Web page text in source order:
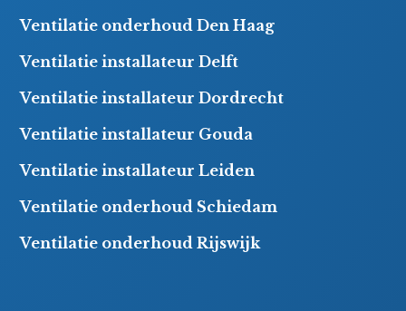
Ventilatie onderhoud Den Haag
Ventilatie installateur Delft
Ventilatie installateur Dordrecht
Ventilatie installateur Gouda
Ventilatie installateur Leiden
Ventilatie onderhoud Schiedam
Ventilatie onderhoud Rijswijk